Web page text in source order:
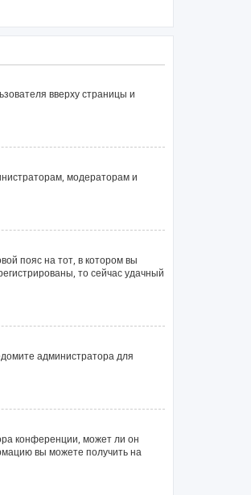
вверху страницы и
модераторам и
пояс на тот, в котором вы
то сейчас удачный
администратора для
конференции, может ли он
вы можете получить на